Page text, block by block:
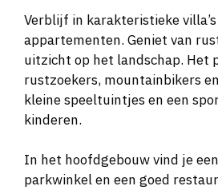
Verblijf in karakteristieke
appartementen. Geniet van
uitzicht op het landschap. Het
rustzoekers, mountainbikers
kleine speeltuintjes en een
kinderen.
In het hoofdgebouw vind je
parkwinkel en een goed